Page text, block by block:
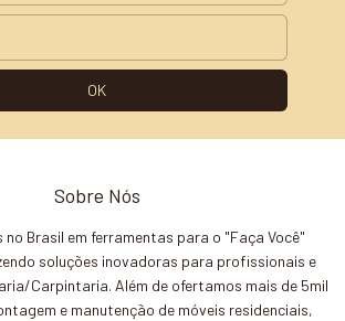
Sobre Nós
no Brasil em ferramentas para o "Faça Você"
soluções inovadoras para profissionais e
Carpintaria. Além de ofertamos mais de 5mil
e manutenção de móveis residenciais,